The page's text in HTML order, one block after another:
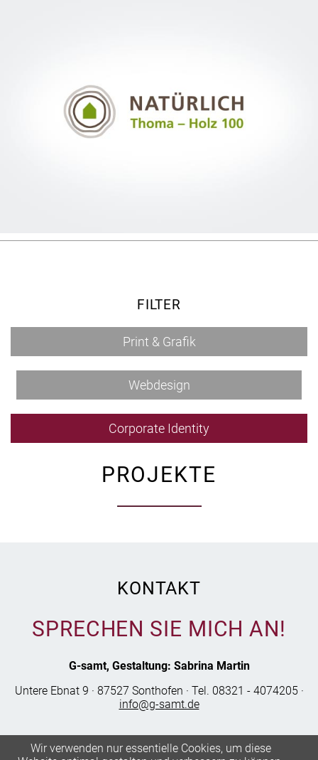
FILTER
Print & Grafik
Webdesign
Corporate Identity
PROJEKTE
KONTAKT
SPRECHEN SIE MICH AN!
G-samt, Gestaltung: Sabrina Martin
Untere Ebnat 9 · 87527 Sonthofen · Tel. 08321 - 4074205 ·
info@g-samt.de
Wir verwenden nur essentielle Cookies, um diese